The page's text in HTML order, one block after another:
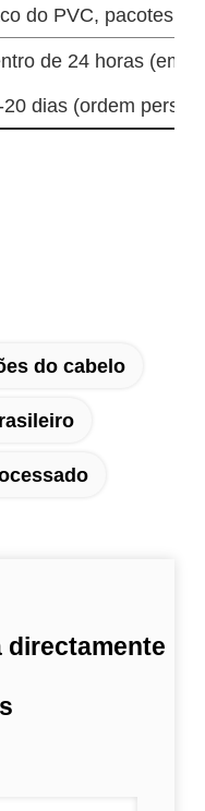
do PVC, pacotes
de 24 horas (em
20 dias (ordem
do cabelo
directamente